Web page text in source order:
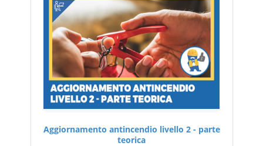
Aggiornamento antincendio livello 2 - parte
teorica